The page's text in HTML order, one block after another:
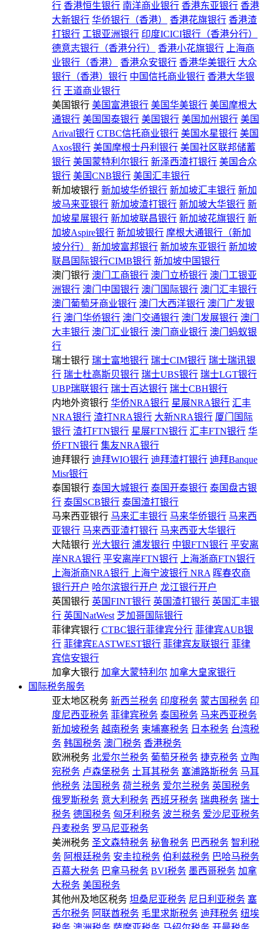
行 香港恒生银行 南洋商业银行 香港东亚银行 香港
大新银行 华侨银行（香港） 香港花旗银行 香港渣
打银行 工银亚洲银行 印度ICICI银行（香港分行）
德意志银行（香港分行）
香港小花旗银行
上海商
业银行（香港）
香港众安银行 香港华美银行 大众
银行（香港）银行 中国信托商业银行 香港大华银
行 王道商业银行
美国银行 美国富港银行 美国华美银行 美国摩根大
通银行 美国国泰银行 美国银行 美国加州银行 美国
Arival银行 CTBC信托商业银行 美国水星银行 美国
Axos银行 美国摩根士丹利银行 美国社区联邦储蓄
银行 美国蒙特利尔银行 新泽西渣打银行 美国合众
银行 美国CNB银行 美国汇丰银行
新加坡银行 新加坡华侨银行 新加坡汇丰银行 新加
坡马来亚银行 新加坡渣打银行 新加坡大华银行 新
加坡星展银行 新加坡联昌银行 新加坡花旗银行 新
加坡Aspire银行 新加坡银行 摩根大通银行（新加
坡分行）
新加坡富邦银行 新加坡东亚银行 新加坡
联昌国际银行CIMB银行 新加坡中国银行
澳门银行 澳门工商银行 澳门立桥银行 澳门工银亚
洲银行 澳门中国银行 澳门国际银行 澳门汇丰银行
澳门葡萄牙商业银行 澳门大西洋银行 澳门广发银
行 澳门华侨银行 澳门交通银行 澳门发展银行 澳门
大丰银行 澳门汇业银行 澳门商业银行 澳门蚂蚁银
行
瑞士银行 瑞士富地银行 瑞士CIM银行 瑞士瑞讯银
行 瑞士杜高斯贝银行 瑞士UBS银行 瑞士LGT银行
UBP瑞联银行 瑞士百达银行 瑞士CBH银行
内地外资银行 华侨NRA银行 星展NRA银行 汇丰
NRA银行 渣打NRA银行 大新NRA银行 厦门国际
银行 渣打FTN银行 星展FTN银行 汇丰FTN银行 华
侨FTN银行 集友NRA银行
迪拜银行 迪拜WIO银行 迪拜渣打银行 迪拜Banque
Misr银行
泰国银行 泰国大城银行 泰国开泰银行 泰国盘古银
行 泰国SCB银行 泰国渣打银行
马来西亚银行 马来汇丰银行 马来华侨银行 马来西
亚银行 马来西亚渣打银行 马来西亚大华银行
大陆银行 光大银行 浦发银行 中银FTN银行 平安离
岸NRA银行 平安离岸FTN银行
上海浙商FTN银行
上海浙商NRA银行
上海宁波银行 NRA 晖春农商
银行开户 哈尔滨银行开户 龙江银行开户
英国银行 英国FINT银行 英国渣打银行 英国汇丰银
行 英国NatWest 芝加哥国际银行
菲律宾银行 CTBC银行菲律宾分行 菲律宾AUB银
行 菲律宾EASTWEST银行 菲律宾友联银行 菲律
宾信安银行
加拿大银行 加拿大蒙特利尔 加拿大皇家银行
国际税务服务
亚太地区税务 新西兰税务 印度税务 蒙古国税务 印
度尼西亚税务 菲律宾税务 泰国税务 马来西亚税务
新加坡税务 越南税务 柬埔寨税务 日本税务 台湾税
务 韩国税务 澳门税务 香港税务
欧洲税务 北爱尔兰税务 葡萄牙税务 捷克税务 立陶
宛税务 卢森堡税务 土耳其税务 塞浦路斯税务 马耳
他税务 法国税务 荷兰税务 爱尔兰税务 英国税务
俄罗斯税务 意大利税务 西班牙税务 瑞典税务 瑞士
税务 德国税务 匈牙利税务 波兰税务 爱沙尼亚税务
丹麦税务 罗马尼亚税务
美洲税务 圣文森特税务 秘鲁税务 巴西税务 智利税
务 阿根廷税务 安圭拉税务 伯利兹税务 巴哈马税务
百慕大税务 巴拿马税务 BVI税务 墨西哥税务 加拿
大税务 美国税务
其他州及地区税务 坦桑尼亚税务 尼日利亚税务 塞
舌尔税务 阿联酋税务 毛里求斯税务 迪拜税务 纽埃